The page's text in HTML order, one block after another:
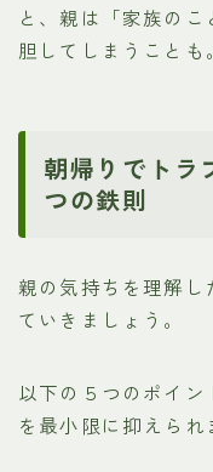
と、親は「家族の
胆してしまうことも。
朝帰りでトラ
つの鉄則
親の気持ちを理解
ていきましょう。
以下の５つのポイ
を最小限に抑えられ